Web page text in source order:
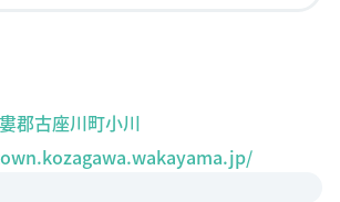
郡古座川町小川